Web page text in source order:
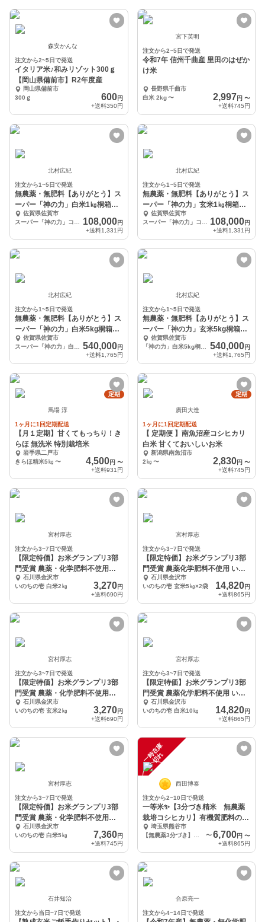
森安かんな
注文から2~5日で発送
イタリア米♪和みリゾット300ｇ
【岡山県備前市】R2年度産
岡山県備前市
300ｇ
600円
+送料350円
宮下英明
注文から2~5日で発送
令和7年 信州千曲産 里田のはぜか
け米
長野県千曲市
白米 2kg 〜 2,997円 〜
+送料745円
北村広紀
注文から1~5日で発送
無農薬・無肥料【ありがとう】ス
ーパー「神の力」白米1㎏桐箱風
神雷神風呂敷包み
佐賀県佐賀市
108,000円
+送料1,331円
北村広紀
注文から1~5日で発送
無農薬・無肥料【ありがとう】ス
ーパー「神の力」玄米1㎏桐箱風
神雷神風呂敷包み
佐賀県佐賀市
108,000円
+送料1,331円
北村広紀
注文から1~5日で発送
無農薬・無肥料【ありがとう】ス
ーパー「神の力」白米5kg桐箱赤
富士風呂敷包み
佐賀県佐賀市
540,000円
+送料1,765円
北村広紀
注文から1~5日で発送
無農薬・無肥料【ありがとう】ス
ーパー「神の力」玄米5kg桐箱赤
富士風呂敷包み
佐賀県佐賀市
540,000円
+送料1,765円
定期
馬場 淳
1ヶ月に1回定期配送
【月１定期】甘くてもっちり！き
らほ 無洗米 特別栽培米
岩手県二戸市
きらほ精米5㎏ 〜 4,500円 〜
+送料931円
定期
廣田大造
1ヶ月に1回定期配送
【 定期便 】南魚沼産コシヒカリ
白米 甘くておいしいお米
新潟県南魚沼市
2㎏ 〜 2,830円 〜
+送料745円
宮村厚志
注文から3~7日で発送
【限定特価】お米グランプリ3部
門受賞 農薬・化学肥料不使用
『いのちの壱』白米2㎏
石川県金沢市
いのちの壱 白米2㎏
3,270円
+送料690円
宮村厚志
注文から3~7日で発送
【限定特価】お米グランプリ3部
門受賞 農薬化学肥料不使用 いの
ちの壱玄米10kg
石川県金沢市
いのちの壱 玄米5㎏×2袋
14,820円
+送料865円
宮村厚志
注文から3~7日で発送
【限定特価】お米グランプリ3部
門受賞 農薬・化学肥料不使用
『いのちの壱』玄米2㎏
石川県金沢市
いのちの壱 玄米2㎏
3,270円
+送料690円
宮村厚志
注文から3~7日で発送
【限定特価】お米グランプリ3部
門受賞 農薬化学肥料不使用 いの
ちの壱白米10kg
石川県金沢市
いのちの壱 白米10㎏
14,820円
+送料865円
宮村厚志
注文から3~7日で発送
【限定特価】お米グランプリ3部
門受賞 農薬・化学肥料不使用
『いのちの壱』白米5㎏
石川県金沢市
いのちの壱 白米5㎏
7,360円
+送料745円
一
時
在
庫
切
れ
西田博泰
注文から2~10日で発送
一等米✨【3分づき精米 無農薬
栽培コシヒカリ】有機質肥料のみ
【令和7年産】
埼玉県熊谷市
〜6,700円 〜
+送料865円
石井知治
注文から当日~7日で発送
合原亮一
注文から4~14日で発送